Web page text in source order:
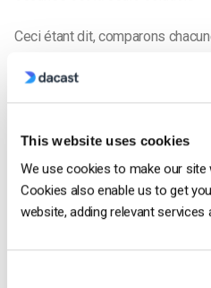
This website uses cookies
We use cookies to make our site
Cookies also enable us to get
website, adding relevant services
Ceci étant dit, comparons
mieux comprendre les
un service d’hébergement vidéo
AVANTAGES DE
L’HÉBERGEMENT VIDÉO
LES AVANTAGES DES
PUBLIQUES